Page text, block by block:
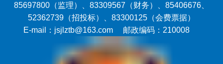
85697800（监理）、83309567（财务）、85406676、
52362739（招投标）、83300125（会费票据）
E-mail：jsjlztb@163.com 邮政编码：210008